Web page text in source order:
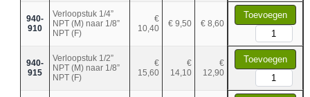
940-
910
Verloopstuk 1/4”
NPT (M) naar 1/8”
NPT (F)
€
10,40
€ 9,50 € 8,60
Toevoegen
940-
915
Verloopstuk 1/2”
NPT (M) naar 1/8”
NPT (F)
€
15,60
€
14,10
€
12,90
Toevoegen